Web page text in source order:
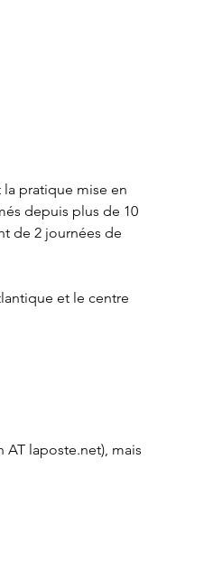
pratique mise en
depuis plus de 10
de 2 journées de
et le centre
AT laposte.net), mais